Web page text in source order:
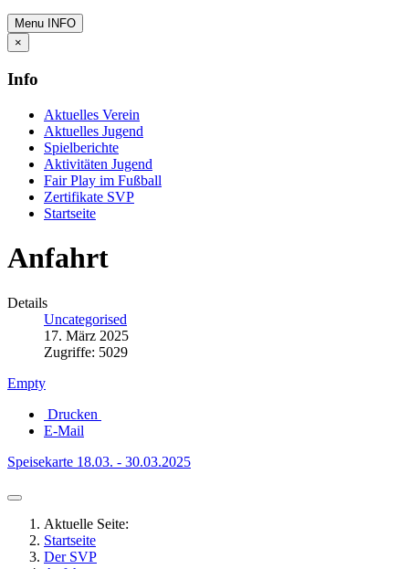
Menu
INFO
×
Info
Aktuelles Verein
Aktuelles Jugend
Spielberichte
Aktivitäten Jugend
Fair Play im Fußball
Zertifikate SVP
Startseite
Anfahrt
Details
Uncategorised
17. März 2025
Zugriffe: 5029
Empty
Drucken
E-Mail
Speisekarte 18.03. - 30.03.2025
Aktuelle Seite:
Startseite
Der SVP